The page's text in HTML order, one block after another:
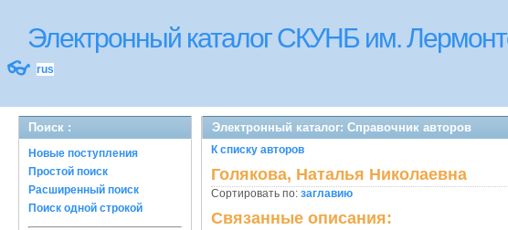
Электронный каталог СКУНБ им.
👓 rus
Поиск :
Новые поступления
Простой поиск
Расширенный поиск
Поиск одной строкой
Электронный каталог: Справочник авторов
К списку авторов
Голякова, Наталья Николаевна
Сортировать по: заглавию
Связанные описания: